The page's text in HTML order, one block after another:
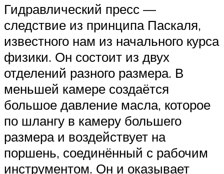
Гидравлический пресс —
следствие из принципа Паскаля,
известного нам из начального курса
физики. Он состоит из двух
отделений разного размера. В
меньшей камере создаётся
большое давление масла, которое
по шлангу в камеру большего
размера и воздействует на
поршень, соединённый с рабочим
инструментом. Он и оказывает